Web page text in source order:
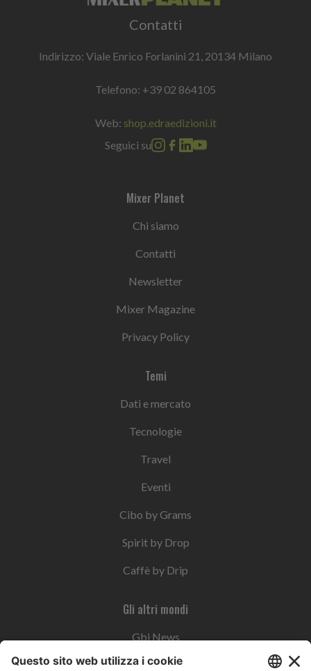
Contatti
Indirizzo: Viale Enrico Forlanini 21, 20134 Milano
Telefono: +39 02 864105
Web: shop.edraedizioni.it
Seguici su
Mixer Planet
Chi siamo
Contatti
Newsletter
Mixer Magazine
Privacy Policy
Temi
Dati e mercato
Tecnologie
Travel
Eventi
Cibo by Grams
Spirit by Drop
Caffè by Drip
Gli altri mondi
Gbi News
Instoremag